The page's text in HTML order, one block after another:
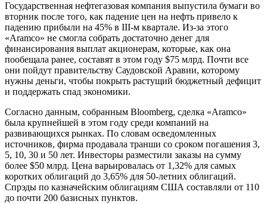
Государственная нефтегазовая компания выпустила бумаги во
вторник после того, как падение цен на нефть привело к
падению прибыли на 45% в III-м квартале. Из-за этого
«Aramco» не смогла собрать достаточно денег для
финансирования выплат акционерам, которые, как она
пообещала ранее, составят в этом году $75 млрд. Почти все
они пойдут правительству Саудовской Аравии, которому
нужны деньги, чтобы покрыть растущий бюджетный дефицит
и поддержать спад экономики.
Согласно данным, собранным Bloomberg, сделка «Aramco»
была крупнейшей в этом году среди компаний на
развивающихся рынках. По словам осведомленных
источников, фирма продавала транши со сроком погашения 3,
5, 10, 30 и 50 лет. Инвесторы разместили заказы на сумму
более $50 млрд. Цена варьировалась от 1,32% для самых
коротких облигаций до 3,65% для 50-летних облигаций.
Спрэды по казначейским облигациям США составляли от 110
до почти 200 базисных пунктов.